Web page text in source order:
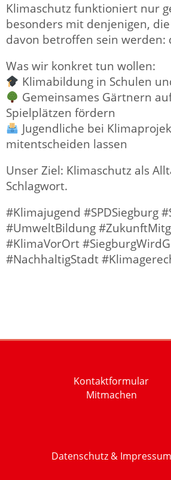
Klimaschutz funktioniert nur
besonders mit denjenigen,
davon betroffen sein werden:
Was wir konkret tun wollen:
Klimabildung in Schulen
Gemeinsames Gärtnern
Spielplätzen fördern
Jugendliche bei
mitentscheiden lassen
Unser Ziel: Klimaschutz als
Schlagwort.
#Klimajugend #SPDSiegburg
#UmweltBildung
#KlimaVorOrt
#NachhaltigStadt
Kontaktformular
Mitmachen
Datenschutz & Impressum